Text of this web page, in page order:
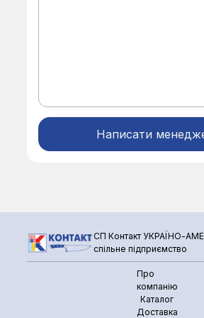
СП Контакт УКРАЇНО-
спільне підприємство
Про
компанію
Каталог
Доставка